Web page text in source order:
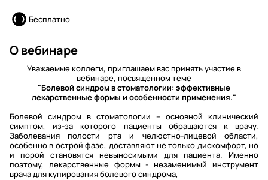
Бесплатно
О вебинаре
Уважаемые коллеги, приглашаем вас принять участие в
вебинаре, посвященном теме
"Болевой синдром в стоматологии: эффективные
лекарственные формы и особенности применения."
Болевой синдром в стоматологии – основной клинический
симптом, из-за которого пациенты обращаются к врачу.
Заболевания полости рта и челюстно-лицевой области,
особенно в острой фазе, доставляют не только дискомфорт, но
и порой становятся невыносимыми для пациента. Именно
поэтому, лекарственные формы - незаменимый инструмент
врача для купирования болевого синдрома,